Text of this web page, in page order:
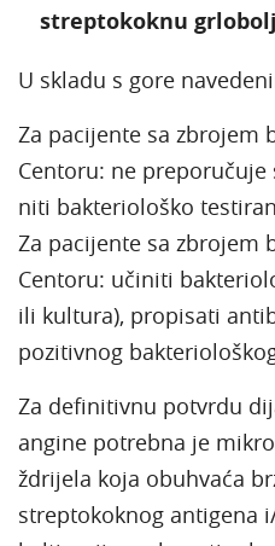
streptokoknu
U skladu s gore
Za pacijente sa zbrojem
Centoru: ne
niti bakteriološko
Za pacijente sa zbrojem
Centoru: učiniti
ili kultura), propisati
pozitivnog
Za definitivnu potvrdu
angine potrebna je
ždrijela koja obuhvaća
streptokoknog antigena